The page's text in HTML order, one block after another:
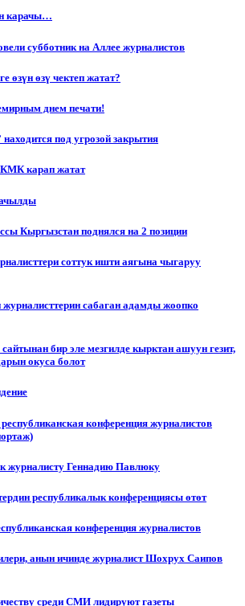
карачы…
субботник на Аллее журналистов
өзүн өзү чектеп жатат?
днем печати!
под угрозой закрытия
карап жатат
Кыргызстан поднялся на 2 позиции
соттук ишти аягына чыгаруу
сабаган адамды жоопко
бир эле мезгилде кырктан ашуун гезит,
окуса болот
конференция журналистов
журналисту Геннадию Павлюку
республикалык конференциясы өтөт
конференция журналистов
анын ичинде журналист Шохрух Саипов
среди СМИ лидируют газеты